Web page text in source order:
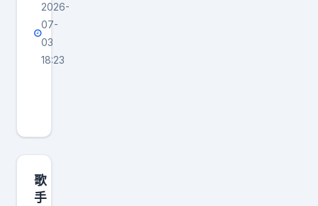
2026-
07-
03
18:23
论
文
造
假
歌
手